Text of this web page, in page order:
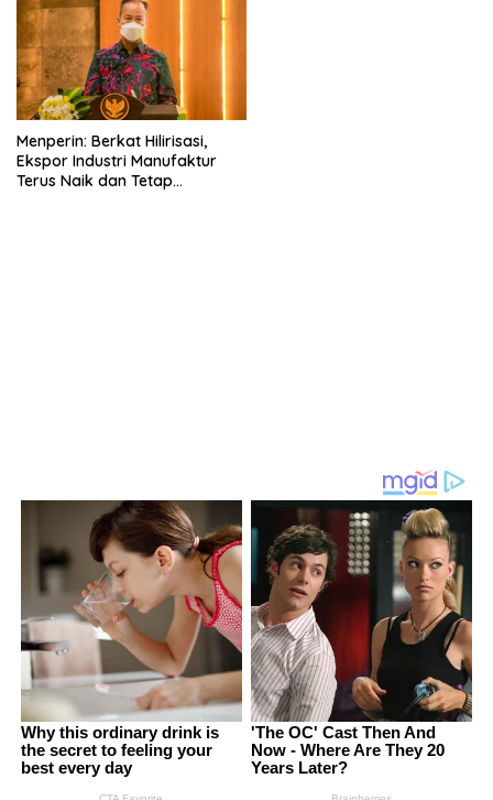
Menperin: Berkat Hilirisasi,
Ekspor Industri Manufaktur
Terus Naik dan Tetap